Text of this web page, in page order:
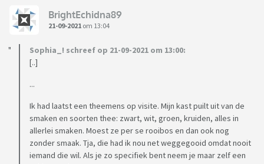
BrightEchidna89
21-09-2021 om 13:04
Sophia_! schreef op 21-09-2021 om 13:00:
[..]
...
Ik had laatst een theemens op visite. Mijn kast puilt uit van de
smaken en soorten thee: zwart, wit, groen, kruiden, alles in
allerlei smaken. Moest ze per se rooibos en dan ook nog
zonder smaak. Tja, die had ik nou net weggegooid omdat nooit
iemand die wil. Als je zo specifiek bent neem je maar zelf een